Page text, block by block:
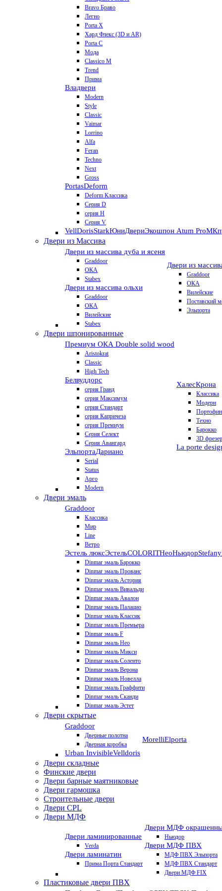
Bravo Браво
Легно
Porta X
Хард Флекс (3D и AR)
Porta C
Мода
Classico M
Trend
Прима
Владвери
Modern
Style
Classic
Vaimar
Lorrino
Alfa
Feran
Techno
Next
Gross
PortasDeform
Deform Классика
Серия D
серия H
Серия V
VellDorisStarkЮниДвериЭкошпон Atum Pro
Двери из Массива
Двери из массива дуба и ясеня
Graddoor
ОКА
Stabex
Двери из массива ольхи
Graddoor
ОКА
Вилейские
Stabex
Двери из
Graddoor
ОКА
Вилейские
Поставский
Эльпорта
Двери шпонированные
Премиум ОКА Double solid wood
Aristokrat
Classic
High Tech
Белвуддорс
серия Гранд
серия Максимум
серия Стандарт
серия Капричеза
серия Премиум
Серия Селект
Серия Авангард
ЭльпортаДариано
Serial
Status
Арго
Modern
ХалесКрона
Классика
Модерн
Техно
Барокко
3D
La porte
Двери эмаль
Graddoor
Классика
Мир
Line
Ветро
Эстель люксЭстельCOLORITНеоНьюдорStefany
Dinmar эмаль Барокко
Dinmar эмаль Прованс
Dinmar эмаль Астория
Dinmar эмаль Вивальди
Dinmar эмаль Авалон
Dinmar эмаль Палацио
Dinmar эмаль Классик
Dinmar эмаль Премьера
Dinmar эмаль F
Dinmar эмаль Нео
Dinmar эмаль Микси
Dinmar эмаль Соленто
Dinmar эмаль Верона
Dinmar эмаль Новелла
Dinmar эмаль Граффити
Dinmar эмаль Сканди
Dinmar эмаль Эстет
Двери скрытые
Graddoor
Дверные полотна
Дверная коробка
Urban InvisibleVelldoris
MorelliElporta
Двери складные
Финские двери
Двери барные маятниковые
Двери гармошка
Строительные двери
Двери CРL
Двери МДФ
Двери ламинированные
Verda
Двери ламинатин
Прима Порта Стандарт
Двери МДФ
Ньюдор
Двери МДФ ПВХ
МДФ ПВХ Эльпорта
МДФ ПВХ Стандарт
Двери МДФ FIX
Пластиковые двери ПВХ